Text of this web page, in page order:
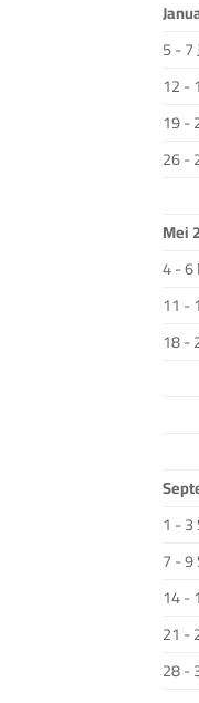
5 - 7
12 -
19 -
26 -
Mei
4 - 6
11 -
18 -
1 -
7 -
14 -
21 -
28 -